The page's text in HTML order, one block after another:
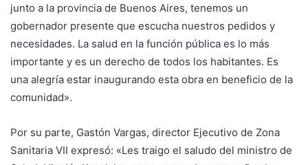
junto a la provincia de Buenos Aires, tenemos un
gobernador presente que escucha nuestros pedidos y
necesidades. La salud en la función pública es lo más
importante y es un derecho de todos los habitantes. Es
una alegría estar inaugurando esta obra en beneficio de la
comunidad».
Por su parte, Gastón Vargas, director Ejecutivo de Zona
Sanitaria VII expresó: «Les traigo el saludo del ministro de